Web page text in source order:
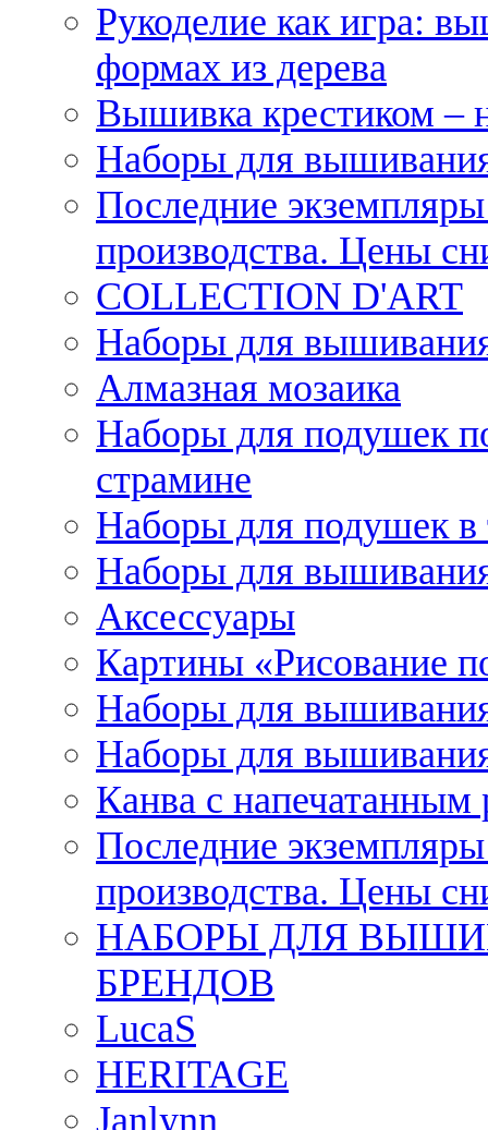
Рукоделие как игра:
формах из дерева
Вышивка крестиком –
Наборы для
Последние
производства. Цены
COLLECTION D'ART
Наборы для
Алмазная мозаика
Наборы для подушек
страмине
Наборы для подушек в
Наборы для
Аксессуары
Картины «Рисование
Наборы для
Наборы для
Канва с напечатанным
Последние
производства. Цены
НАБОРЫ ДЛЯ
БРЕНДОВ
LucaS
HERITAGE
Janlynn